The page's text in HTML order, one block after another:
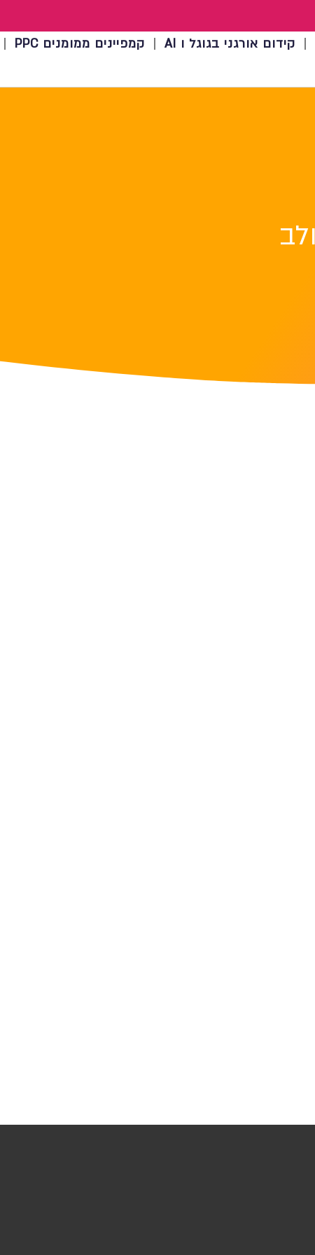
קידום אורגני בגוגל ו AI
קמפיינים ממומנים PPC